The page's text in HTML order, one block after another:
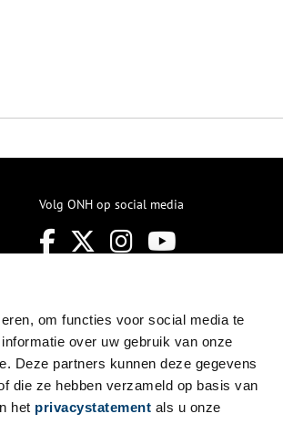
om functies voor social media te
over uw gebruik van onze
Deze partners kunnen deze gegevens
die ze hebben verzameld op basis van
het privacystatement als u onze
Volg ONH op social media